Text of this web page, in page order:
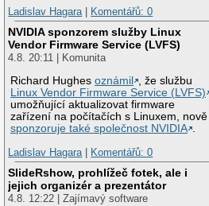
Ladislav Hagara
Komentářů: 0
NVIDIA sponzorem služby Linux
Vendor Firmware Service (LVFS)
4.8. 20:11 | Komunita
Richard Hughesoznámil
, že službu
Linux Vendor Firmware Service (LVFS)
umožňující aktualizovat firmware
zařízení na počítačích s Linuxem, nově
sponzoruje také společnost NVIDIA .
Ladislav Hagara | Komentářů: 0
SlideRshow, prohlížeč fotek, ale i
jejich organizér a prezentátor
4.8. 12:22 | Zajímavý software